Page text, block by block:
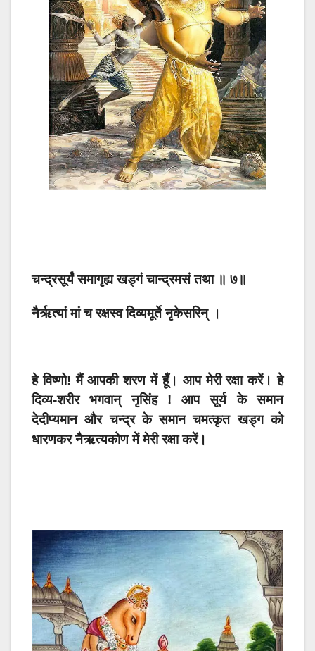
चन्द्रसूर्यं समागृह्य खड्गं चान्द्रमसं तथा ॥ ७॥
नैर्ऋत्यां मां च रक्षस्व दिव्यमूर्ते नृकेसरिन् ।
हे विष्णो! मैं आपकी शरण में हूँ। आप मेरी रक्षा करें। हे
दिव्य-शरीर भगवान् नृसिंह ! आप सूर्य के समान
देदीप्यमान और चन्द्र के समान चमत्कृत खड्ग को
धारणकर नैऋत्यकोण में मेरी रक्षा करें।